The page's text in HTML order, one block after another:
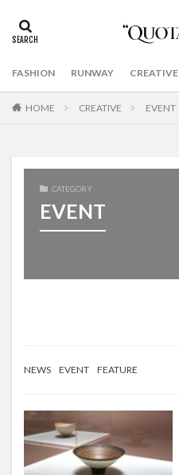
FASHION RUNWAY CREATIVE
HOME CREATIVE EVENT
CATEGORY
EVENT
NEWS EVENT FEATURE